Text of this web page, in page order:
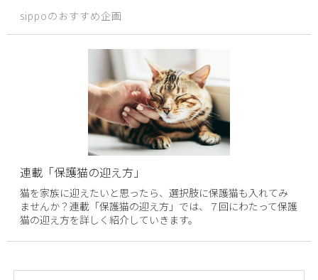
sippoのおすすめ企画
連載「保護猫の迎え方」
猫を家族に迎えたいと思ったら、選択肢に保護猫も入れてみ
ませんか？連載「保護猫の迎え方」では、７回にわたって保護
猫の迎え方を詳しく紹介していきます。